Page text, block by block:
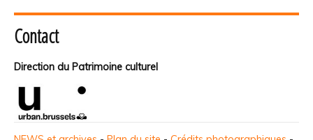
Contact
Direction du Patrimoine culturel